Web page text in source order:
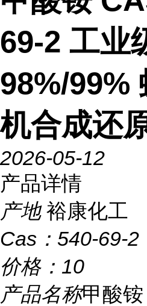
69-2 工业
98%/99%
机合成还
2026-05-12
产品详情
产地 裕康化工
Cas： 540-69-2
价格： 10
产品名称甲酸